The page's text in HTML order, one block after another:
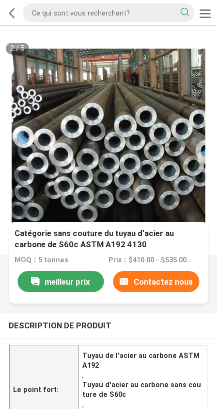
2/5
Catégorie sans couture du tuyau d'acier au
carbone de S60c ASTM A192 4130
MOQ：5 tonnes Prix：$410.00 - $535.00/Tons
meilleur prix Contactez nous
DESCRIPTION DE PRODUIT
Le point fort:
Tuyau de l'acier au carbone ASTM
A192
,
Tuyau d'acier au carbone sans cou
ture de S60c
,